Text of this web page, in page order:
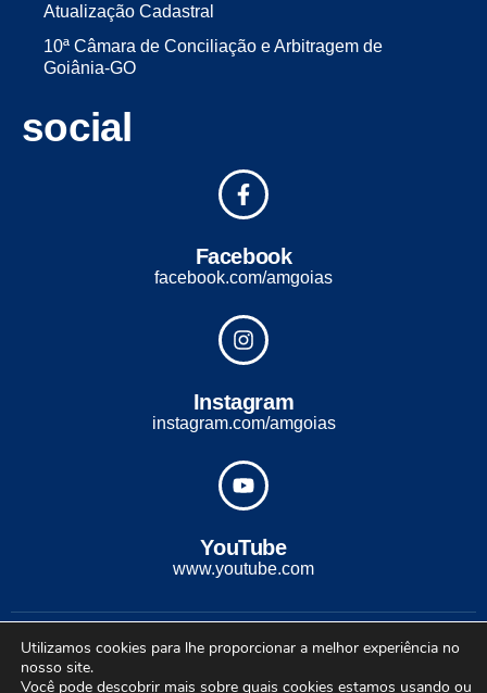
Atualização Cadastral
10ª Câmara de Conciliação e Arbitragem de
Goiânia-GO
social
Facebook
facebook.com/amgoias
Instagram
instagram.com/amgoias
YouTube
www.youtube.com
Conexão Soluções Corporativas
Utilizamos cookies para lhe proporcionar a melhor experiência no
nosso site.
Você pode descobrir mais sobre quais cookies estamos usando ou